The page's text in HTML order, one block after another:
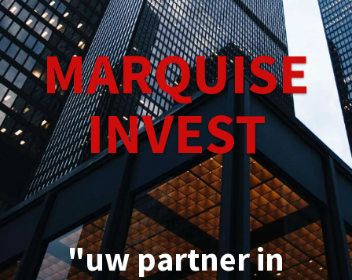
MARQUISE
INVEST
"uw partner in